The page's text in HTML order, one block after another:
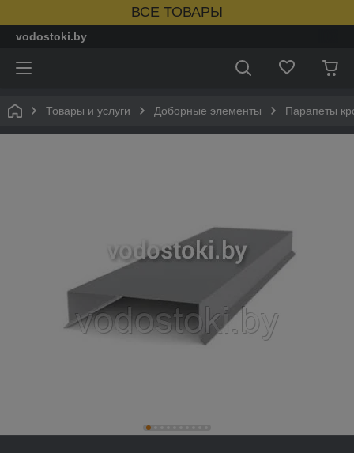
ВСЕ ТОВАРЫ
vodostoki.by
Товары и услуги Доборные элементы Парапеты